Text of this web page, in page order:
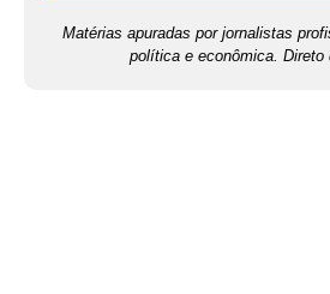
Matérias apuradas por jornalistas
política e econômica. Direto